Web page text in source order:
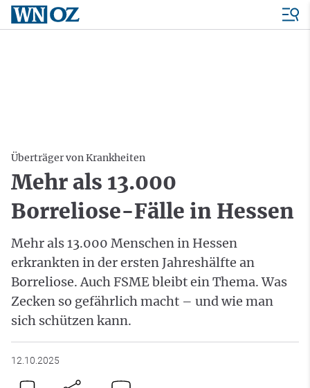
Überträger von Krankheiten
Mehr als 13.000
Borreliose-Fälle in Hessen
Mehr als 13.000 Menschen in Hessen
erkrankten in der ersten Jahreshälfte an
Borreliose. Auch FSME bleibt ein Thema. Was
Zecken so gefährlich macht – und wie man
sich schützen kann.
12.10.2025